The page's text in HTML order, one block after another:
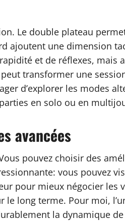
Le double plateau
ajoutent une dimension
et de réflexes, mais
transformer une
d’explorer les modes
en solo ou en
avancées
pouvez choisir des
vous pouvez
pour mieux négocier les
long terme. Pour moi,
la dynamique